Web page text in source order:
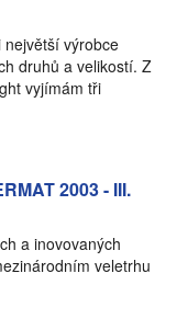
výrobce
druhů a velikostí. Z
vyjímám tři
2003 - III.
a inovovaných
veletrhu